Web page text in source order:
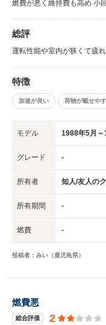
燃費が悪く維持費も高め 小
総評
運転性能や室内が狭くて疲
特徴
加速が良い 荷物が載せや
モデル 1988年5月～
グレード -
所有者 知人/友人の
所有期間 -
燃費 -
投稿者：みい（鹿児島県）
燃費悪
総合評価 2